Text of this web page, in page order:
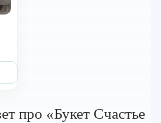
про «Букет Счастье